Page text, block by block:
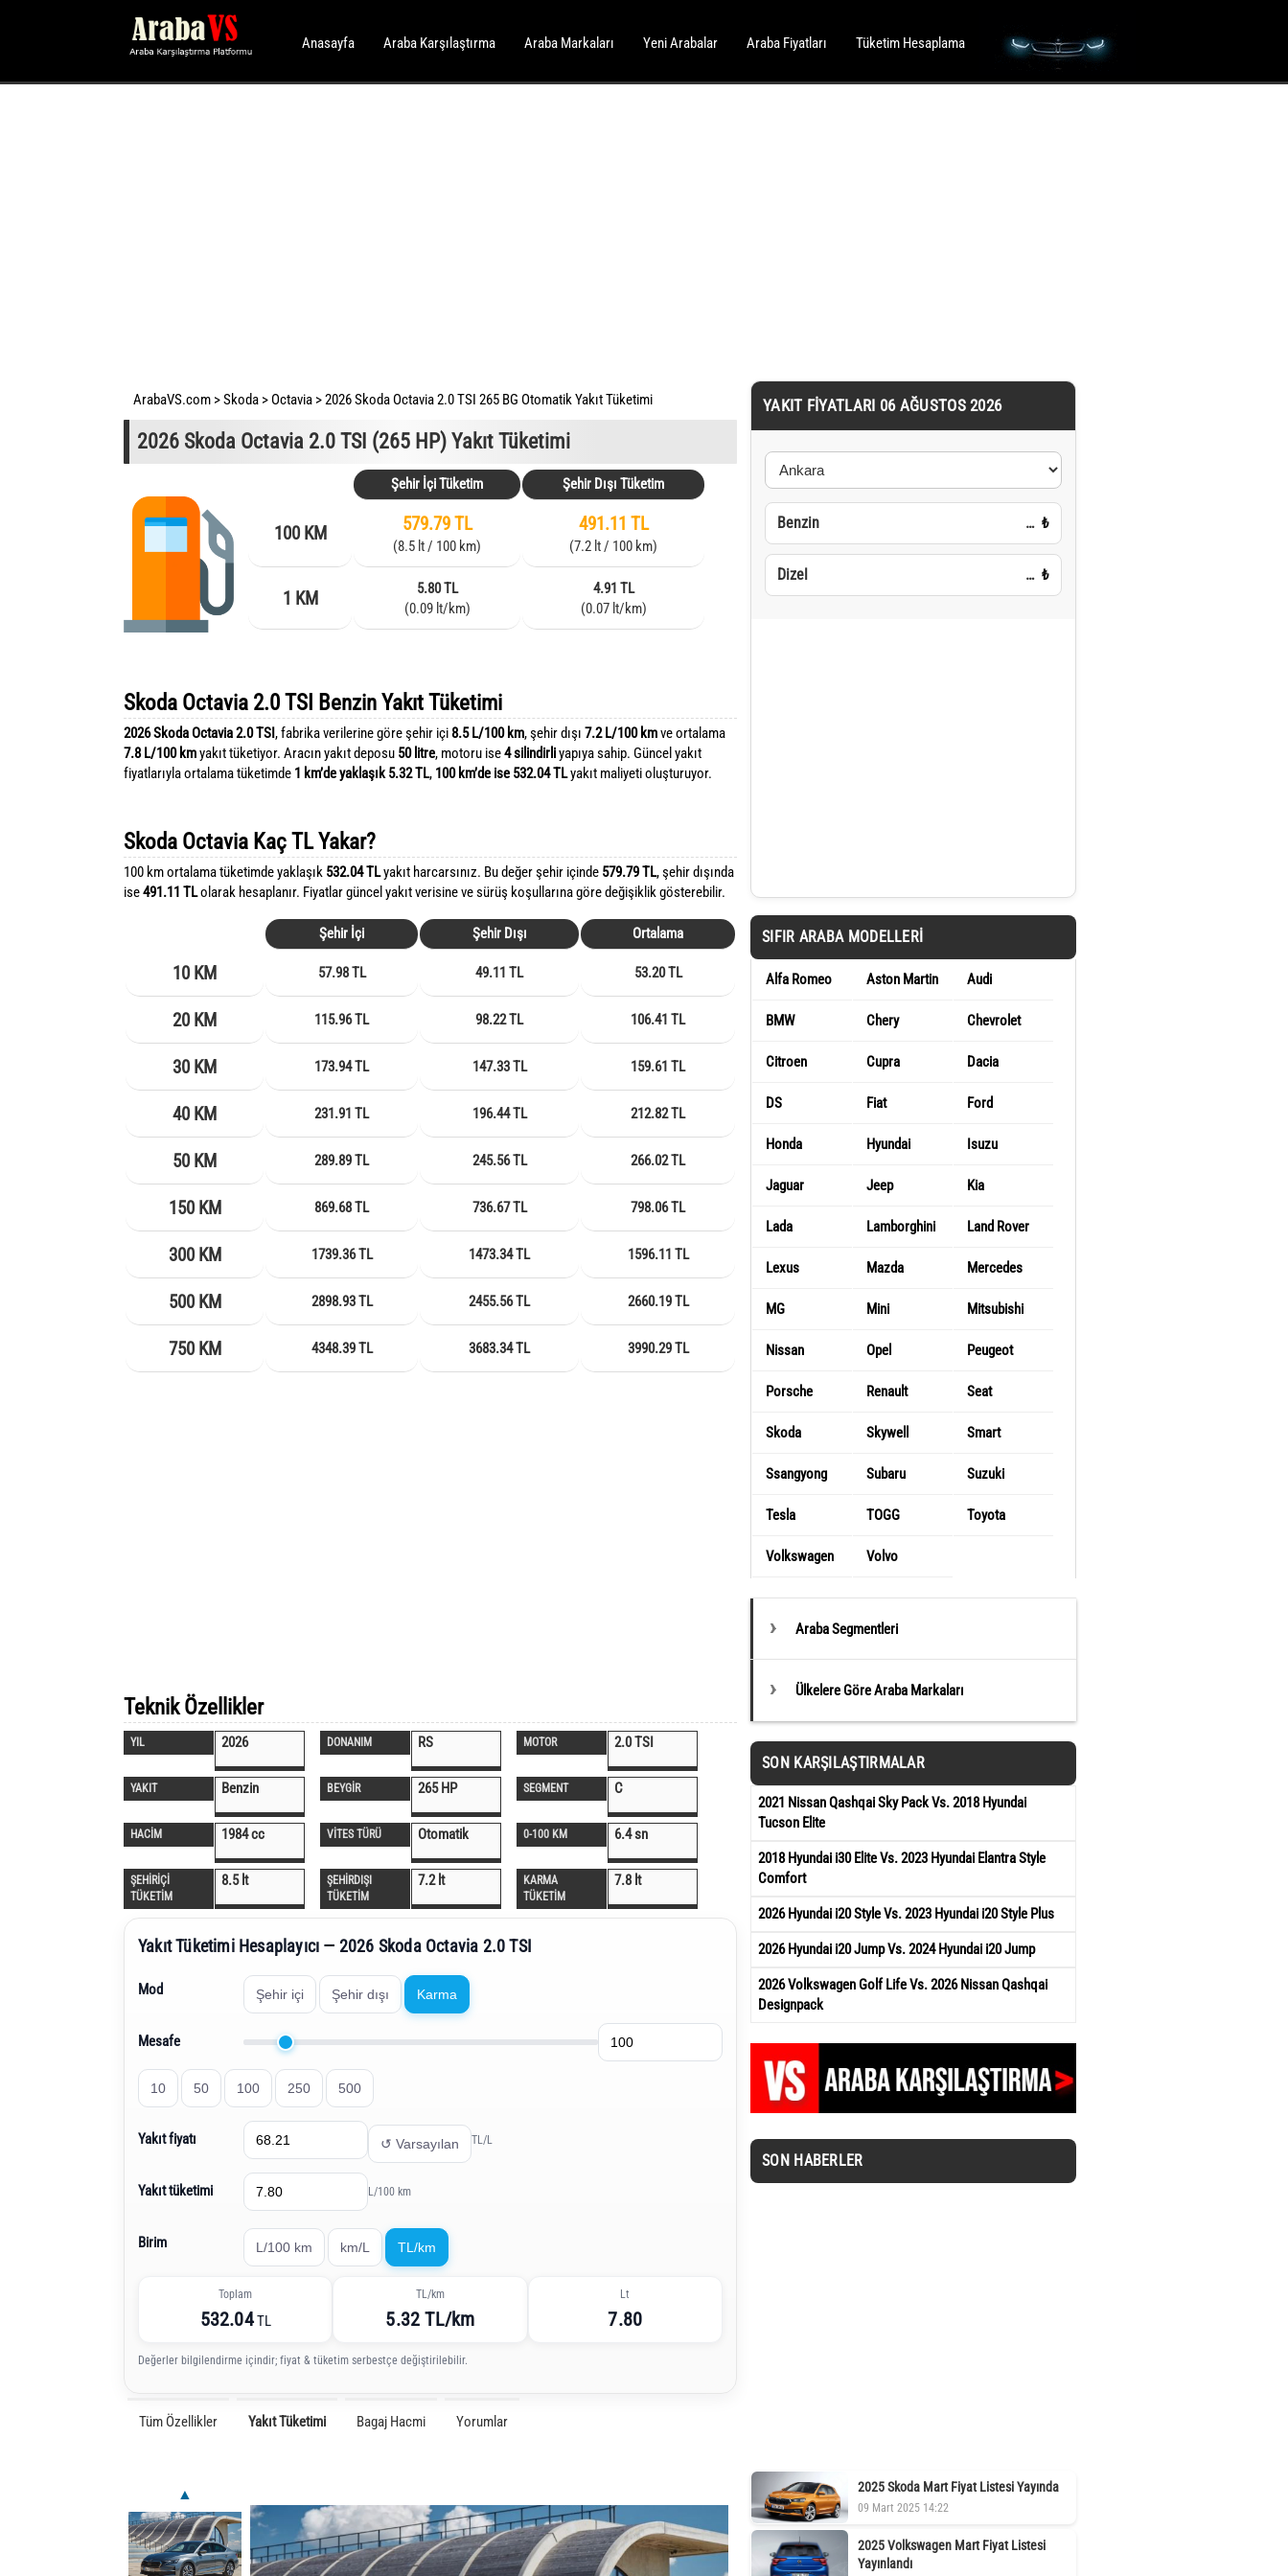
Anasayfa Araba Karşılaştırma Araba Markaları Yeni Arabalar Araba Fiyatları Tüketim Hesaplama
ArabaVS.com >Skoda > Octavia >2026 Skoda Octavia 2.0 TSI 265 BG Otomatik Yakıt Tüketimi
2026 Skoda Octavia 2.0 TSI (265 HP) Yakıt Tüketimi
Şehir İçi Tüketim Şehir Dışı Tüketim
100 KM 579.79 TL
(8.5 lt / 100 km)
491.11 TL
(7.2 lt / 100 km)
1 KM
5.80 TL
(0.09 lt/km)
4.91 TL
(0.07 lt/km)
Skoda Octavia 2.0 TSI Benzin Yakıt Tüketimi
2026 Skoda Octavia 2.0 TSI, fabrika verilerine göre şehir içi8.5 L/100 km, şehir dışı 7.2 L/100 kmve ortalama
7.8 L/100 kmyakıt tüketiyor. Aracın yakıt deposu 50 litre, motoru ise4 silindirliyapıya sahip. Güncel yakıt
fiyatlarıyla ortalama tüketimde 1 km’de yaklaşık 5.32 TL, 100 km’de ise 532.04 TLyakıt maliyeti oluşturuyor.
Skoda Octavia Kaç TL Yakar?
100 km ortalama tüketimde yaklaşık 532.04 TLyakıt harcarsınız. Bu değer şehir içinde 579.79 TL, şehir dışında
ise491.11 TLolarak hesaplanır. Fiyatlar güncel yakıt verisine ve sürüş koşullarına göre değişiklik gösterebilir.
Şehir İçi Şehir Dışı Ortalama
10 KM 57.98 TL 49.11 TL 53.20 TL
20 KM 115.96 TL 98.22 TL 106.41 TL
30 KM 173.94 TL 147.33 TL 159.61 TL
40 KM 231.91 TL 196.44 TL 212.82 TL
50 KM 289.89 TL 245.56 TL 266.02 TL
150 KM 869.68 TL 736.67 TL 798.06 TL
300 KM 1739.36 TL 1473.34 TL 1596.11 TL
500 KM 2898.93 TL 2455.56 TL 2660.19 TL
750 KM 4348.39 TL 3683.34 TL 3990.29 TL
Teknik Özellikler
YIL 2026 DONANIM RS MOTOR 2.0 TSI
YAKIT Benzin BEYGİR 265 HP SEGMENT C
HACİM 1984 cc VİTES TÜRÜ Otomatik 0-100 KM 6.4 sn
ŞEHİRİÇİ
TÜKETİM
8.5 lt
ŞEHİRDIŞI
TÜKETİM
7.2 lt
KARMA
TÜKETİM
7.8 lt
Yakıt Tüketimi Hesaplayıcı — 2026 Skoda Octavia 2.0 TSI
Mod Şehir içi Şehir dışı Karma
Mesafe
10 50 100 250 500
Yakıt fiyatı ↺ Varsayılan TL/L
Yakıt tüketimi L/100 km
Birim L/100 km km/L TL/km
Toplam
532.04TL
TL/km
5.32 TL/km
Lt
7.80
Değerler bilgilendirme içindir; fiyat & tüketim serbestçe değiştirilebilir.
Tüm Özellikler Yakıt Tüketimi Bagaj Hacmi Yorumlar
▲
YAKIT FIYATLARI 06 AĞUSTOS 2026
Benzin … ₺
Dizel … ₺
SIFIR ARABA MODELLERI
Alfa Romeo Aston Martin Audi
BMW Chery Chevrolet
Citroen Cupra Dacia
DS Fiat Ford
Honda Hyundai Isuzu
Jaguar Jeep Kia
Lada Lamborghini Land Rover
Lexus Mazda Mercedes
MG Mini Mitsubishi
Nissan Opel Peugeot
Porsche Renault Seat
Skoda Skywell Smart
Ssangyong Subaru Suzuki
Tesla TOGG Toyota
Volkswagen Volvo
Araba Segmentleri
Ülkelere Göre Araba Markaları
SON KARŞILAŞTIRMALAR
2021 Nissan Qashqai Sky Pack Vs. 2018 Hyundai
Tucson Elite
2018 Hyundai i30 Elite Vs. 2023 Hyundai Elantra Style
Comfort
2026 Hyundai i20 Style Vs. 2023 Hyundai i20 Style Plus
2026 Hyundai i20 Jump Vs. 2024 Hyundai i20 Jump
2026 Volkswagen Golf Life Vs. 2026 Nissan Qashqai
Designpack
SON HABERLER
2025 Skoda Mart Fiyat Listesi Yayında
09 Mart 2025 14:22
2025 Volkswagen Mart Fiyat Listesi
Yayınlandı